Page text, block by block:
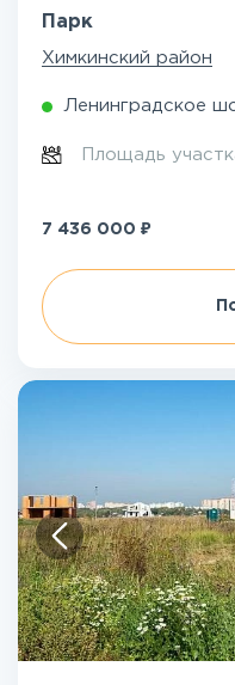
Парк
Химкинский район
Ленинградское
Площадь
7 436 000 ₽